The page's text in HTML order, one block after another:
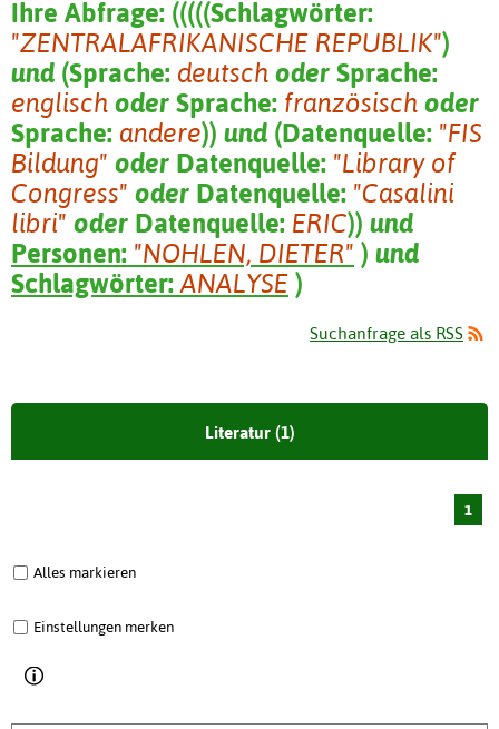
Ihre Abfrage: (((((Schlagwörter:
"ZENTRALAFRIKANISCHE REPUBLIK")
und (Sprache: deutsch oder Sprache:
englisch oder Sprache: französisch oder
Sprache: andere)) und (Datenquelle: "FIS
Bildung" oder Datenquelle: "Library of
Congress" oder Datenquelle: "Casalini
libri" oder Datenquelle: ERIC)) und
Personen: "NOHLEN, DIETER" ) und
Schlagwörter: ANALYSE )
Suchanfrage als RSS
Literatur (1)
1
Alles markieren
Einstellungen merken